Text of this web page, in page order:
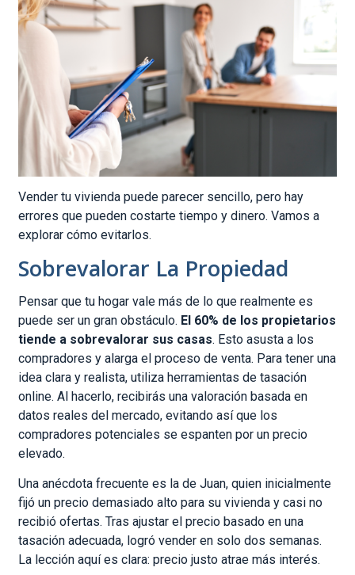
Vender tu vivienda puede parecer sencillo, pero hay
errores que pueden costarte tiempo y dinero. Vamos a
explorar cómo evitarlos.
Sobrevalorar La Propiedad
Pensar que tu hogar vale más de lo que realmente es
puede ser un gran obstáculo. El 60% de los propietarios
tiende a sobrevalorar sus casas. Esto asusta a los
compradores y alarga el proceso de venta. Para tener una
idea clara y realista, utiliza herramientas de tasación
online. Al hacerlo, recibirás una valoración basada en
datos reales del mercado, evitando así que los
compradores potenciales se espanten por un precio
elevado.
Una anécdota frecuente es la de Juan, quien inicialmente
fijó un precio demasiado alto para su vivienda y casi no
recibió ofertas. Tras ajustar el precio basado en una
tasación adecuada, logró vender en solo dos semanas.
La lección aquí es clara: precio justo atrae más interés.